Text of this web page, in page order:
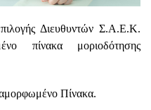
Διευθυντών Σ.Α.Ε.Κ.
πίνακα μοριοδότησης
Πίνακα.